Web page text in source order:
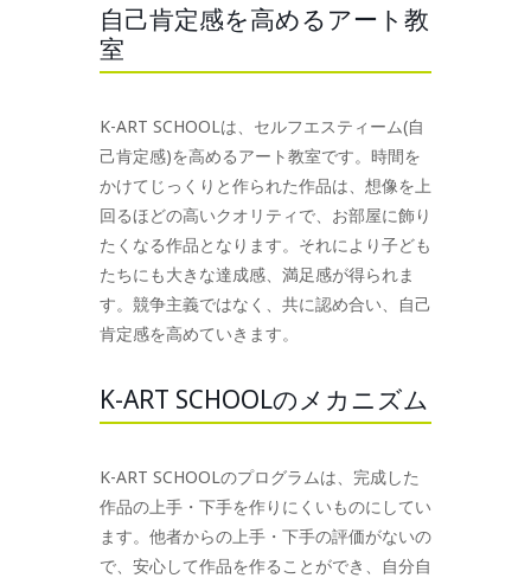
自己肯定感を高めるアート教
室
K-ART SCHOOLは、セルフエスティーム(自
己肯定感)を高めるアート教室です。時間を
かけてじっくりと作られた作品は、想像を上
回るほどの高いクオリティで、お部屋に飾り
たくなる作品となります。それにより子ども
たちにも大きな達成感、満足感が得られま
す。競争主義ではなく、共に認め合い、自己
肯定感を高めていきます。
K-ART SCHOOLのメカニズム
K-ART SCHOOLのプログラムは、完成した
作品の上手・下手を作りにくいものにしてい
ます。他者からの上手・下手の評価がないの
で、安心して作品を作ることができ、自分自